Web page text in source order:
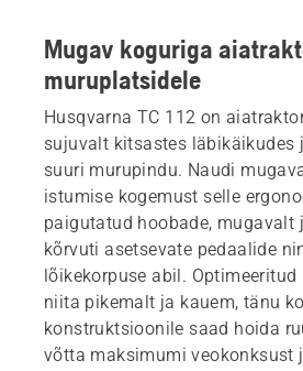
Mugav koguriga
muruplatsidele
Husqvarna TC 112 on
sujuvalt kitsastes läbikäikudes
suuri murupindu. Naudi
istumise kogemust selle
paigutatud hoobade, mugavalt
kõrvuti asetsevate pedaalide
lõikekorpuse abil.
niita pikemalt ja kauem, tänu
konstruktsioonile saad hoida
võtta maksimumi veokonksust